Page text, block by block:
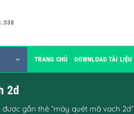
TRANG CHỦ DOWNLOAD TÀI LIỆU
2d
được gắn thẻ “máy quét mã vạch 2d”